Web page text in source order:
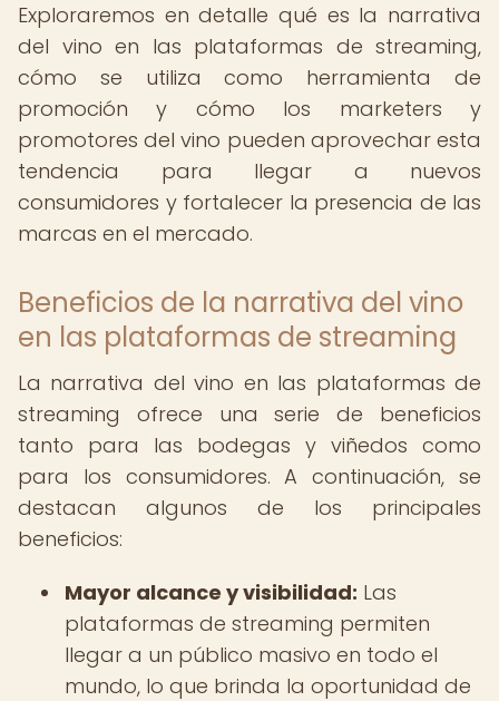
Exploraremos en detalle qué es la narrativa
del vino en las plataformas de streaming,
cómo se utiliza como herramienta de
promoción y cómo los marketers y
promotores del vino pueden aprovechar esta
tendencia para llegar a nuevos
consumidores y fortalecer la presencia de las
marcas en el mercado.
Beneficios de la narrativa del vino
en las plataformas de streaming
La narrativa del vino en las plataformas de
streaming ofrece una serie de beneficios
tanto para las bodegas y viñedos como
para los consumidores. A continuación, se
destacan algunos de los principales
beneficios:
Mayor alcance y visibilidad: Las
plataformas de streaming permiten
llegar a un público masivo en todo el
mundo, lo que brinda la oportunidad de